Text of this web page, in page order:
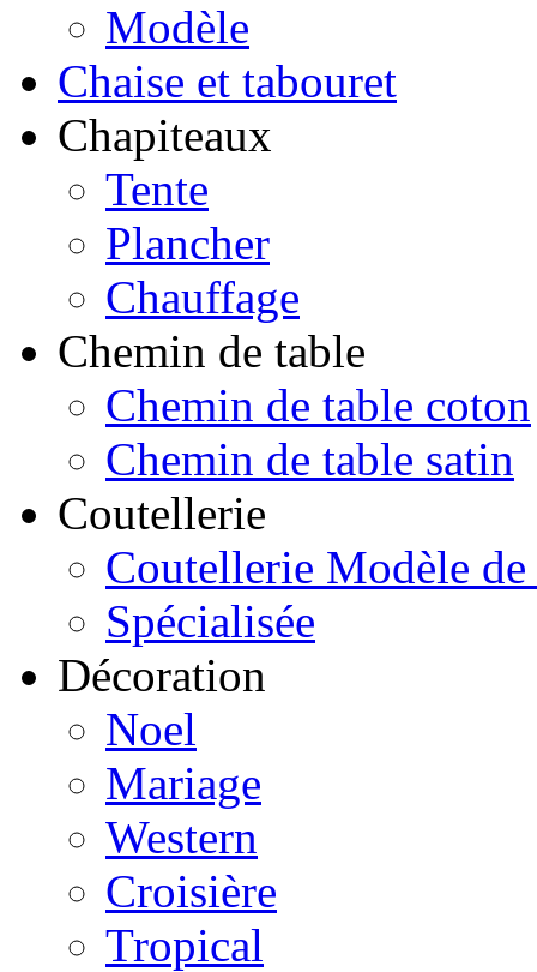
Modèle
Chaise et tabouret
Chapiteaux
Tente
Plancher
Chauffage
Chemin de table
Chemin de table coton
Chemin de table satin
Coutellerie
Coutellerie Modèle de
Spécialisée
Décoration
Noel
Mariage
Western
Croisière
Tropical